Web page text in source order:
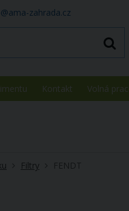
zahrada.cz
Kontakt Volná
Filtry FENDT